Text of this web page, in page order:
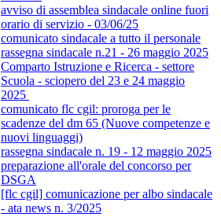
avviso di assemblea sindacale online fuori
orario di servizio - 03/06/25
comunicato sindacale a tutto il personale
rassegna sindacale n.21 - 26 maggio 2025
Comparto Istruzione e Ricerca - settore
Scuola - sciopero del 23 e 24 maggio
2025
comunicato flc cgil: proroga per le
scadenze del dm 65 (Nuove competenze e
nuovi linguaggi)
rassegna sindacale n. 19 - 12 maggio 2025
preparazione all'orale del concorso per
DSGA
[flc cgil] comunicazione per albo sindacale
- ata news n. 3/2025